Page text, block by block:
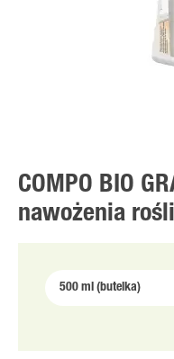
COMPO BIO
nawożenia